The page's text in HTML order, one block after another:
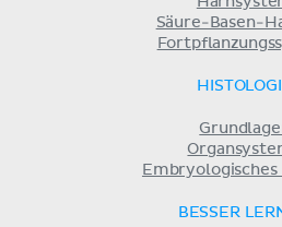
Säure-Basen-
Embryologisches
BESSER